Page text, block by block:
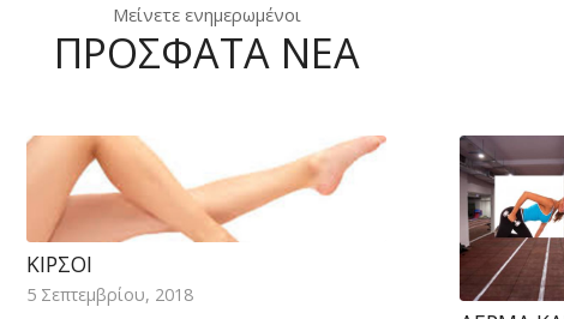
Μείνετε ενημερωμένοι
ΠΡΟΣΦΑΤΑ ΝΕΑ
ΚΙΡΣΟΊ
5 Σεπτεμβρίου, 2018